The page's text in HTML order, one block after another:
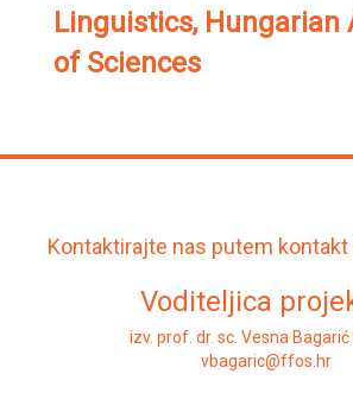
Linguistics, Hungarian
of Sciences
Kontaktirajte nas putem
Voditeljica
izv. prof. dr. sc. Vesna
vbagaric@ffos.hr